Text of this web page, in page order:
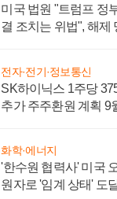
미국 법원 "트럼프 정
결 조치는 위법", 해제
전자·전기·정보통신
SK하이닉스 1주당
추가 주주환원 계획 9
화학·에너지
'한수원 협력사' 미국
원자로 '임계 상태' 도